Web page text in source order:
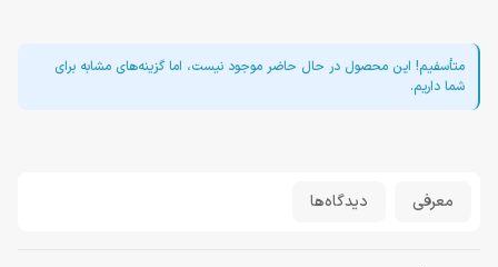
متأسفیم! این محصول در حال حاضر موجود نیست، اما گزینه‌های مشابه برای
شما داریم.
معرفی دیدگاه‌ها